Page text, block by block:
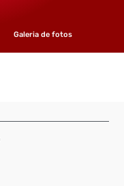
Galeria de fotos